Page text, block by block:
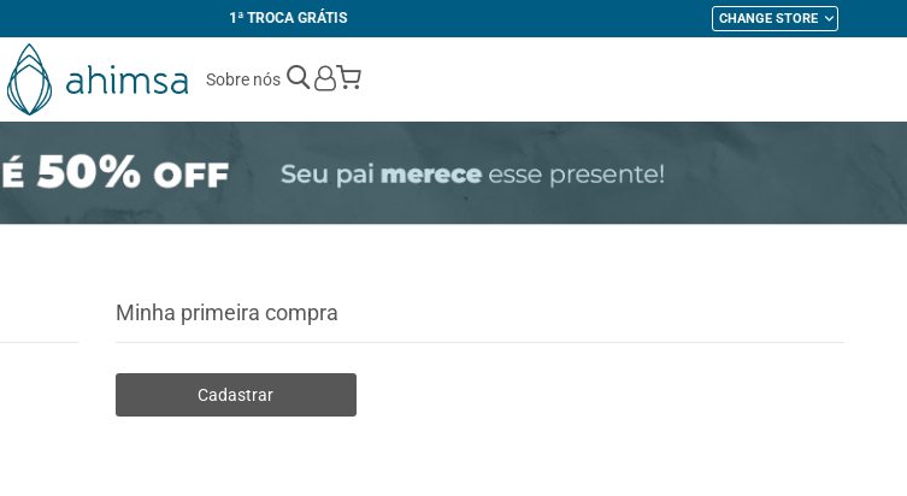
CHANGE STORE
Sobre nós
My Cart
Minha primeira compra
Cadastrar